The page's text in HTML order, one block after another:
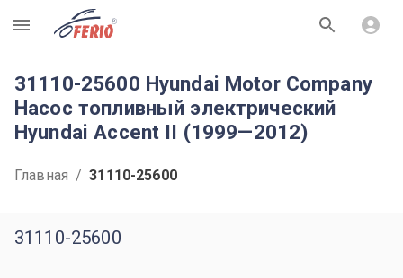
R
31110-25600 Hyundai Motor Company
Насос топливный электрический
Hyundai Accent II (1999—2012)
Главная / 31110-25600
31110-25600